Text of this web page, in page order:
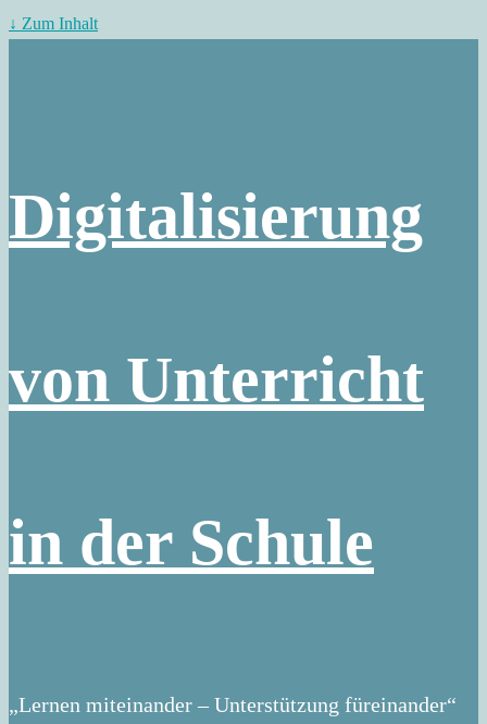
↓ Zum Inhalt
Digitalisierung
von Unterricht
in der Schule
„Lernen miteinander – Unterstützung füreinander“